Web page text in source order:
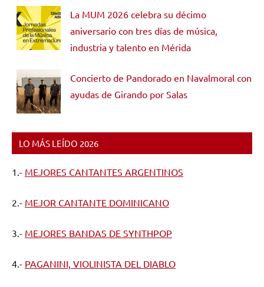
La MUM 2026 celebra su décimo
aniversario con tres días de música,
industria y talento en Mérida
Concierto de Pandorado en Navalmoral con
ayudas de Girando por Salas
LO MÁS LEÍDO 2026
1.- MEJORES CANTANTES ARGENTINOS
2.- MEJOR CANTANTE DOMINICANO
3.- MEJORES BANDAS DE SYNTHPOP
4.- PAGANINI, VIOLINISTA DEL DIABLO